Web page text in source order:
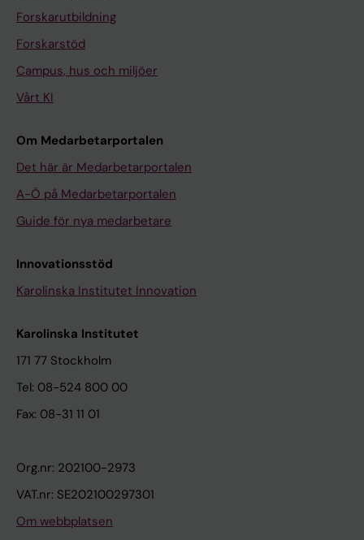
Forskarutbildning
Forskarstöd
Campus, hus och miljöer
Vårt KI
Om Medarbetarportalen
Det här är Medarbetarportalen
A-Ö på Medarbetarportalen
Guide för nya medarbetare
Innovationsstöd
Karolinska Institutet Innovation
Karolinska Institutet
171 77 Stockholm
Tel: 08-524 800 00
Fax: 08-31 11 01
Org.nr: 202100-2973
VAT.nr: SE202100297301
Om webbplatsen